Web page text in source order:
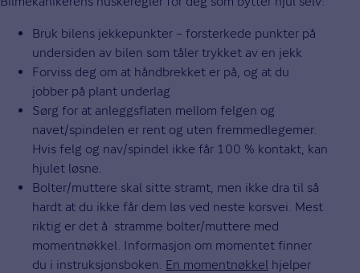
Bruk bilens jekkepunkter – forsterkede punkter på
undersiden av bilen som tåler trykket av en jekk
Forviss deg om at håndbrekket er på, og at du
jobber på plant underlag
Sørg for at anleggsflaten mellom felgen og
navet/spindelen er rent og uten fremmedlegemer.
Hvis felg og nav/spindel ikke får 100 % kontakt, kan
hjulet løsne.
Bolter/muttere skal sitte stramt, men ikke dra til så
hardt at du ikke får dem løs ved neste korsvei. Mest
riktig er det å stramme bolter/muttere med
momentnøkkel. Informasjon om momentet finner
du i instruksjonsboken. En momentnøkkel hjelper